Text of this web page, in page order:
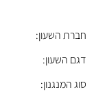
חברת השעון:
דגם השעון:
סוג המנגנון: